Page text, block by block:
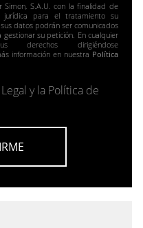
S.A.U. con la finalidad de
jurídica para el tratamiento su
datos podrán ser comunicados
su petición. En cualquier
derechos dirigiéndose
información en nuestra Política
y la Política de